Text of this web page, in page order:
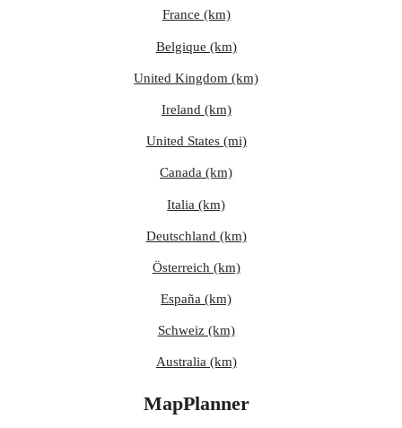
France (km)
Belgique (km)
United Kingdom (km)
Ireland (km)
United States (mi)
Canada (km)
Italia (km)
Deutschland (km)
Österreich (km)
España (km)
Schweiz (km)
Australia (km)
MapPlanner